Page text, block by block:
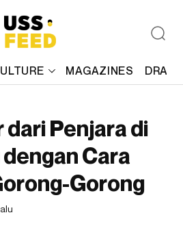
MAGAZINES
dari Penjara di
Cara
Gorong